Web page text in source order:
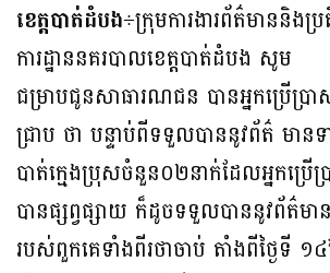
ខេត្តបាត់ដំបង÷ក្រុមការងារព័ត៌មាននិងប្
ការដ្ឋាននគរបាលខេត្តបាត់ដំបង សូម
ជម្រាបជូនសាធារណជន បានអ្នកប្រើប្
ជ្រាប ថា បន្ទាប់ពីទទួលបាននូវព័ត៌ មា
បាត់ក្មេងប្រុសចំនួន០២នាក់ដែលអ្នកប្រ
បានផ្សព្វផ្សាយ ក៏ដូចទទួលបាននូវព័ត៌ម
របស់ពួកគេទាំងពីរថាចាប់ តាំងពីថ្ងៃទី ១